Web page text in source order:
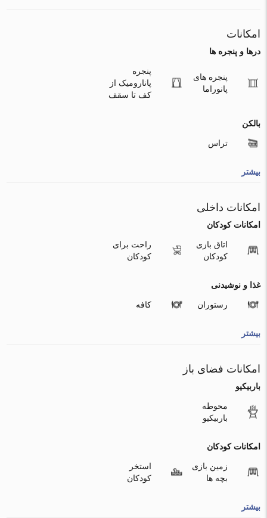
امکانات
درها و پنجره ها
پنجره های
پانوراما
پنجره
پانارومیک از
کف تا سقف
بالکن
تراس
بیشتر
امکانات داخلی
امکانات کودکان
اتاق بازی
کودکان
راحت برای
کودکان
غذا و نوشیدنی
رستوران کافه
بیشتر
امکانات فضای باز
باربیکیو
محوطه
باربیکیو
امکانات کودکان
زمین بازی
بچه ها
استخر
کودکان
بیشتر